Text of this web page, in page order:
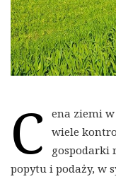
C
ena ziemi
wiele
gospodarki
popytu i podaży, w